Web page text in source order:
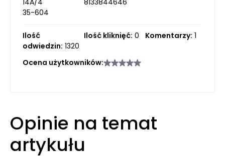
14A/4
35-604
8133844646
Ilość
odwiedzin: 1320
Ilość kliknięć: 0 Komentarzy: 1
Ocena użytkowników:
Opinie na temat
artykułu